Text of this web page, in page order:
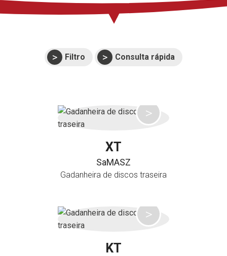
Garantias
Filtro Consulta rápida
XT
SaMASZ
Gadanheira de discos traseira
KT